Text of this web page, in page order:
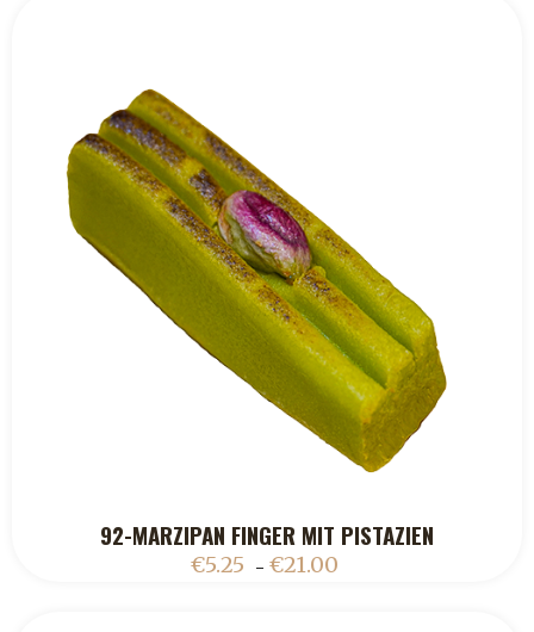
ADD TO CART
92-MARZIPAN FINGER MIT PISTAZIEN
€5.25 – €21.00